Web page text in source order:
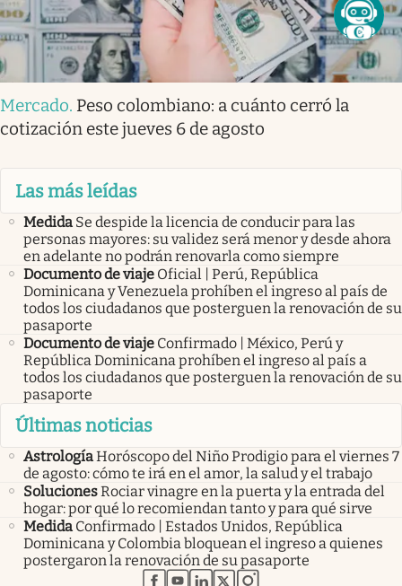
Mercado. Peso colombiano: a cuánto cerró la
cotización este jueves 6 de agosto
Las más leídas
Medida Se despide la licencia de conducir para las
personas mayores: su validez será menor y desde ahora
en adelante no podrán renovarla como siempre
Documento de viaje Oficial | Perú, República
Dominicana y Venezuela prohíben el ingreso al país de
todos los ciudadanos que posterguen la renovación de su
pasaporte
Documento de viaje Confirmado | México, Perú y
República Dominicana prohíben el ingreso al país a
todos los ciudadanos que posterguen la renovación de su
pasaporte
Últimas noticias
AstrologíaHoróscopo del Niño Prodigio para el viernes 7
de agosto: cómo te irá en el amor, la salud y el trabajo
SolucionesRociar vinagre en la puerta y la entrada del
hogar: por qué lo recomiendan tanto y para qué sirve
Medida Confirmado | Estados Unidos, República
Dominicana y Colombia bloquean el ingreso a quienes
postergaron la renovación de su pasaporte
abre en nueva pestaña
abre en nueva pestaña
abre en nueva pestaña
abre en nueva pestaña
abre en nueva pestaña